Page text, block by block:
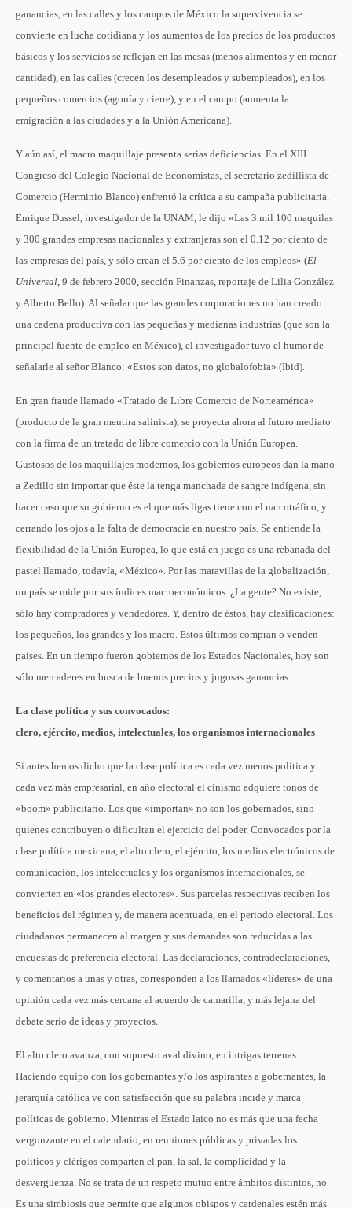
ganancias, en las calles y los campos de México la supervivencia se
convierte en lucha cotidiana y los aumentos de los precios de los productos
básicos y los servicios se reflejan en las mesas (menos alimentos y en menor
cantidad), en las calles (crecen los desempleados y subempleados), en los
pequeños comercios (agonía y cierre), y en el campo (aumenta la
emigración a las ciudades y a la Unión Americana).
Y aún así, el macro maquillaje presenta serias deficiencias. En el XIII
Congreso del Colegio Nacional de Economistas, el secretario zedillista de
Comercio (Herminio Blanco) enfrentó la crítica a su campaña publicitaria.
Enrique Dussel, investigador de la UNAM, le dijo «Las 3 mil 100 maquilas
y 300 grandes empresas nacionales y extranjeras son el 0.12 por ciento de
las empresas del país, y sólo crean el 5.6 por ciento de los empleos» (El
Universal, 9 de febrero 2000, sección Finanzas, reportaje de Lilia González
y Alberto Bello). Al señalar que las grandes corporaciones no han creado
una cadena productiva con las pequeñas y medianas industrias (que son la
principal fuente de empleo en México), el investigador tuvo el humor de
señalarle al señor Blanco: «Estos son datos, no globalofobia» (Ibid).
En gran fraude llamado «Tratado de Libre Comercio de Norteamérica»
(producto de la gran mentira salinista), se proyecta ahora al futuro mediato
con la firma de un tratado de libre comercio con la Unión Europea.
Gustosos de los maquillajes modernos, los gobiernos europeos dan la mano
a Zedillo sin importar que éste la tenga manchada de sangre indígena, sin
hacer caso que su gobierno es el que más ligas tiene con el narcotráfico, y
cerrando los ojos a la falta de democracia en nuestro país. Se entiende la
flexibilidad de la Unión Europea, lo que está en juego es una rebanada del
pastel llamado, todavía, «México». Por las maravillas de la globalización,
un país se mide por sus índices macroeconómicos. ¿La gente? No existe,
sólo hay compradores y vendedores. Y, dentro de éstos, hay clasificaciones:
los pequeños, los grandes y los macro. Estos últimos compran o venden
países. En un tiempo fueron gobiernos de los Estados Nacionales, hoy son
sólo mercaderes en busca de buenos precios y jugosas ganancias.
La clase política y sus convocados:
clero, ejército, medios, intelectuales, los organismos internacionales
Si antes hemos dicho que la clase política es cada vez menos política y
cada vez más empresarial, en año electoral el cinismo adquiere tonos de
«boom» publicitario. Los que «importan» no son los gobernados, sino
quienes contribuyen o dificultan el ejercicio del poder. Convocados por la
clase política mexicana, el alto clero, el ejército, los medios electrónicos de
comunicación, los intelectuales y los organismos internacionales, se
convierten en «los grandes electores». Sus parcelas respectivas reciben los
beneficios del régimen y, de manera acentuada, en el periodo electoral. Los
ciudadanos permanecen al margen y sus demandas son reducidas a las
encuestas de preferencia electoral. Las declaraciones, contradeclaraciones,
y comentarios a unas y otras, corresponden a los llamados «líderes» de una
opinión cada vez más cercana al acuerdo de camarilla, y más lejana del
debate serio de ideas y proyectos.
El alto clero avanza, con supuesto aval divino, en intrigas terrenas.
Haciendo equipo con los gobernantes y/o los aspirantes a gobernantes, la
jerarquía católica ve con satisfacción que su palabra incide y marca
políticas de gobierno. Mientras el Estado laico no es más que una fecha
vergonzante en el calendario, en reuniones públicas y privadas los
políticos y clérigos comparten el pan, la sal, la complicidad y la
desvergüenza. No se trata de un respeto mutuo entre ámbitos distintos, no.
Es una simbiosis que permite que algunos obispos y cardenales estén más